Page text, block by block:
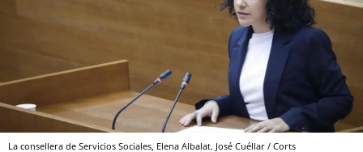
La consellera de Servicios Sociales, Elena Albalat. José Cuéllar / Corts